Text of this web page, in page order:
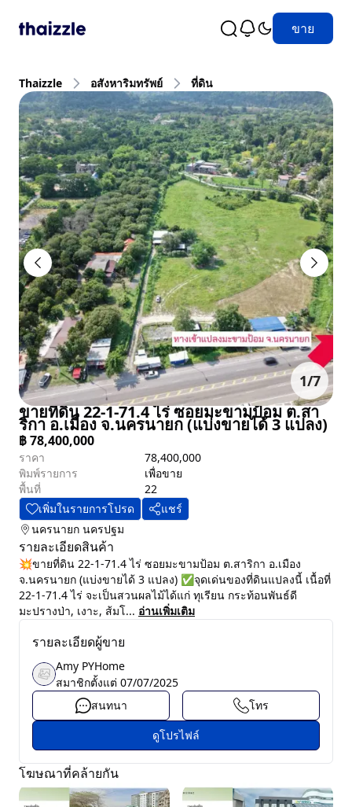
ขาย
Thaizzle อสังหาริมทรัพย์ ที่ดิน
1/7
ขายที่ดิน 22-1-71.4 ไร่ ซอยมะขามป้อม ต.สา
ริกา อ.เมือง จ.นครนายก (แบ่งขายได้ 3 แปลง)
฿78,400,000
ราคา
78,400,000
พิมพ์รายการ
เพื่อขาย
พื้นที่
22
เพิ่มในรายการโปรด
แชร์
นครนายก นครปฐม
รายละเอียดสินค้า
💥ขายที่ดิน 22-1-71.4 ไร่ ซอยมะขามป้อม ต.สาริกา อ.เมือง
จ.นครนายก (แบ่งขายได้ 3 แปลง) ✅จุดเด่นของที่ดินแปลงนี้ เนื้อที่
22-1-71.4 ไร่ จะเป็นสวนผลไม้ได้แก่ ทุเรียน กระท้อนพันธ์ดี
มะปรางป่า, เงาะ, ส้มโ... อ่านเพิ่มเติม
รายละเอียดผู้ขาย
Amy PYHome
สมาชิกตั้งแต่ 07/07/2025
สนทนา
โทร
ดูโปรไฟล์
โฆษณาที่คล้ายกัน